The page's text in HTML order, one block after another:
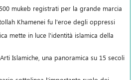
mukeb registrati per la grande marcia
Khamenei fu l'eroe degli oppressi
mette in luce l'identità islamica della
Islamiche, una panoramica su 15 secoli